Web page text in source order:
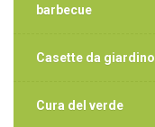
barbecue
Casette da giardino
Cura del verde